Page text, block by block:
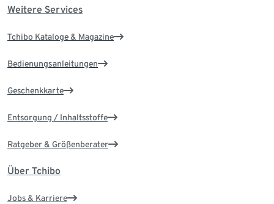
Weitere Services
Tchibo Kataloge & Magazine
Bedienungsanleitungen
Geschenkkarte
Entsorgung / Inhaltsstoffe
Ratgeber & Größenberater
Über Tchibo
Jobs & Karriere